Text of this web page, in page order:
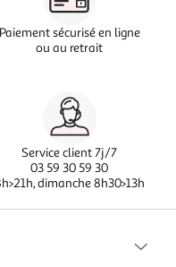
Paiement sécurisé en ligne
ou au retrait
Service client 7j/7
03 59 30 59 30
dimanche 8h30>13h